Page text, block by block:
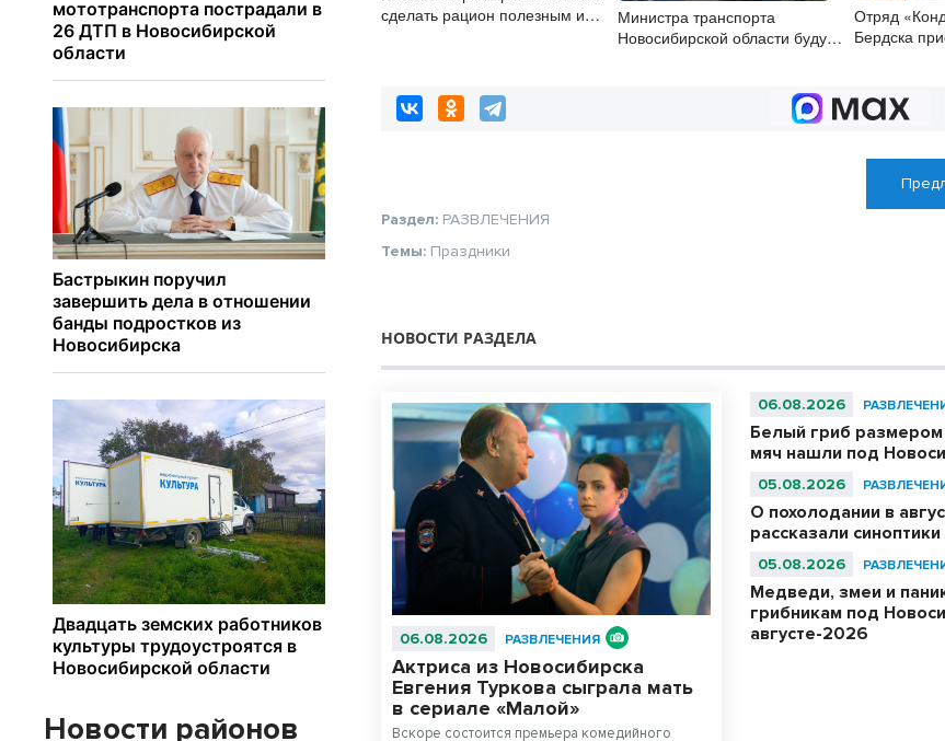
сделать рацион полезным и
Министра транспорта
Новосибирской области будут
Отряд
Бердска
Раздел: РАЗВЛЕЧЕНИЯ
Темы: Праздники
НОВОСТИ РАЗДЕЛА
06.08.2026 РАЗВЛЕЧЕНИЯ
Актриса из Новосибирска
Евгения Туркова сыграла мать
в сериале «Малой»
Вскоре состоится премьера комедийного
06.08.2026
Белый гриб
мяч нашли под
05.08.2026
О похолодании в
рассказали
05.08.2026
Медведи, змеи и
грибникам под
августе-2026
Новости районов